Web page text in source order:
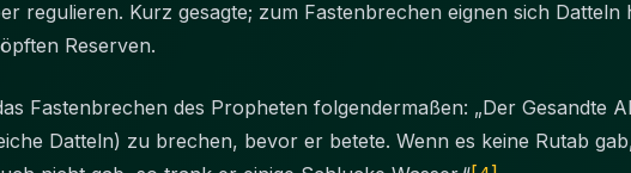
regulieren. Kurz gesagte; zum Fastenbrechen eignen sich
Reserven.
Fastenbrechen des Propheten folgendermaßen: „Der Gesandte
Datteln) zu brechen, bevor er betete. Wenn es keine Rutab